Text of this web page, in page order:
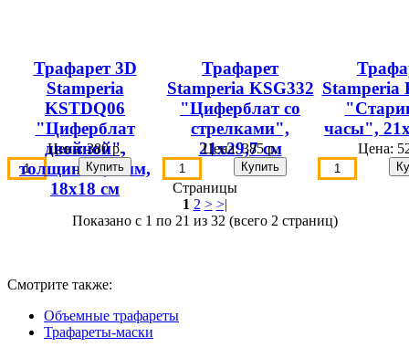
Трафарет 3D
Stamperia
KSTDQ06
"Циферблат
двойной",
толщина 0,5 мм,
18х18 см
Цена:380 р.
Трафарет
Stamperia KSG332
"Циферблат со
стрелками",
21х29,7 см
Цена:385 р.
Stamperia
часы",
Цена:
Страницы
1 2 > >|
Показано с 1 по 21 из 32 (всего 2 страниц)
Смотрите также:
Объемные трафареты
Трафареты-маски